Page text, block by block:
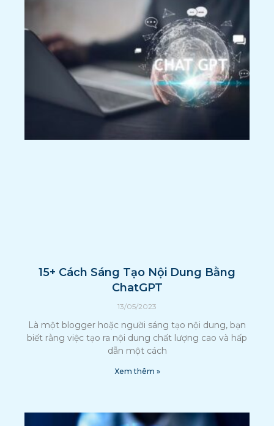
15+ Cách Sáng Tạo Nội Dung Bằng
ChatGPT
13/05/2023
Là một blogger hoặc người sáng tạo nội dung, bạn
biết rằng việc tạo ra nội dung chất lượng cao và hấp
dẫn một cách
Xem thêm »